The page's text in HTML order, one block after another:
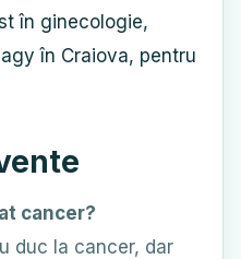
în ginecologie,
în Craiova, pentru
cancer?
duc la cancer, dar